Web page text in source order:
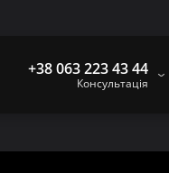
+38 063 223 43 44
Консультація